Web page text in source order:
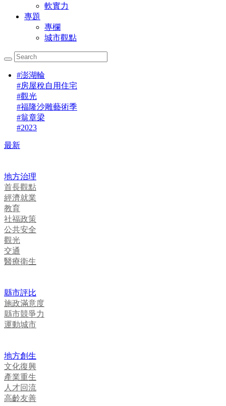
軟實力
專題
專欄
城市觀點
#澎湖輪
#房屋稅自用住宅
#觀光
#福隆沙雕藝術季
#翁章梁
#2023
最新
地方治理
首長觀點
經濟就業
教育
社福政策
公共安全
觀光
交通
醫療衛生
縣市評比
施政滿意度
縣市競爭力
運動城市
地方創生
文化復興
產業重生
人才回流
高齡友善